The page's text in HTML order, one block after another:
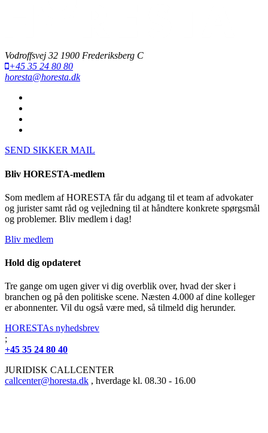
Vodroffsvej 32 1900 Frederiksberg C
+45 35 24 80 80
horesta@horesta.dk
SEND SIKKER MAIL
Bliv HORESTA-medlem
Som medlem af HORESTA får du adgang til et team af advokater
og jurister samt råd og vejledning til at håndtere konkrete spørgsmål
og problemer. Bliv medlem i dag!
Bliv medlem
Hold dig opdateret
Tre gange om ugen giver vi dig overblik over, hvad der sker i
branchen og på den politiske scene. Næsten 4.000 af dine kolleger
er abonnenter. Vil du også være med, så tilmeld dig herunder.
HORESTAs nyhedsbrev
;
+45 35 24 80 40
JURIDISK CALLCENTER
callcenter@horesta.dk , hverdage kl. 08.30 - 16.00